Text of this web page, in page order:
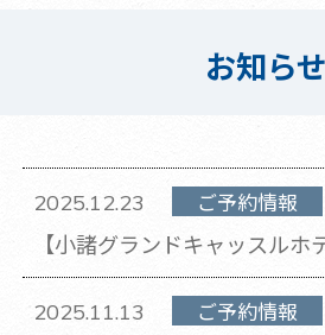
お知らせ
2025.12.23 ご予約情報
【小諸グランドキャッスルホ
月1日泊～8月31日泊のチェッ
11時から10時に変更となりま
2025.11.13 ご予約情報